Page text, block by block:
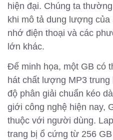
hiện đại. Chúng ta
khi mô tả dung lượng
nhớ điện thoại và các
lớn khác.
Để minh họa, một GB có
hát chất lượng MP3
độ phân giải chuẩn kéo
giới công nghệ hiện nay,
thuộc với người dùng.
trang bị ổ cứng từ 256